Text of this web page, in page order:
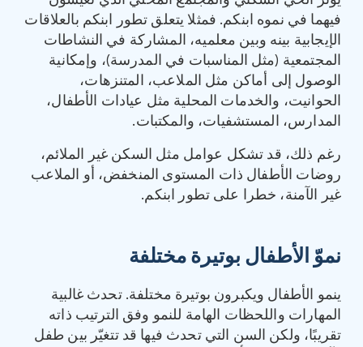
فيهما في نموه ابنكم. فمثلا يتعلق تطور ابنكم بالعلاقات
الإيجابية بينه وبين معلميه، المشاركة في النشاطات
المجتمعية (مثل المناسبات في المدرسة)، وإمكانية
الوصول إلى أماكن مثل الملاعب، المتنزهات،
الحوانيت، والخدمات المحلية مثل عيادات الأطفال،
المدارس، المستشفيات، والمكتبات.
رغم ذلك، قد تشكل عوامل مثل السكن غير الملائم،
روضات الأطفال ذات المستوى المنخفض، أو الملاعب
غير الآمنة، خطرا على تطور ابنكم.
نموّ الأطفال بوتيرة مختلفة
ينمو الأطفال ويكبرون بوتيرة مختلفة. تحدث غالبية
المهارات واللحظات الهامة للنمو وفق الترتيب ذاته
تقريبًا، ولكن السن التي تحدث فيها قد تتغيّر بين طفل